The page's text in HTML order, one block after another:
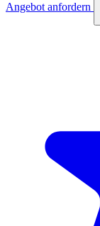
Angebot anfordern